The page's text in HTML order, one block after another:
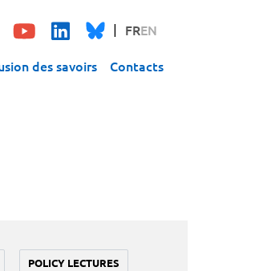
FREN
des savoirs Contacts
POLICY LECTURES